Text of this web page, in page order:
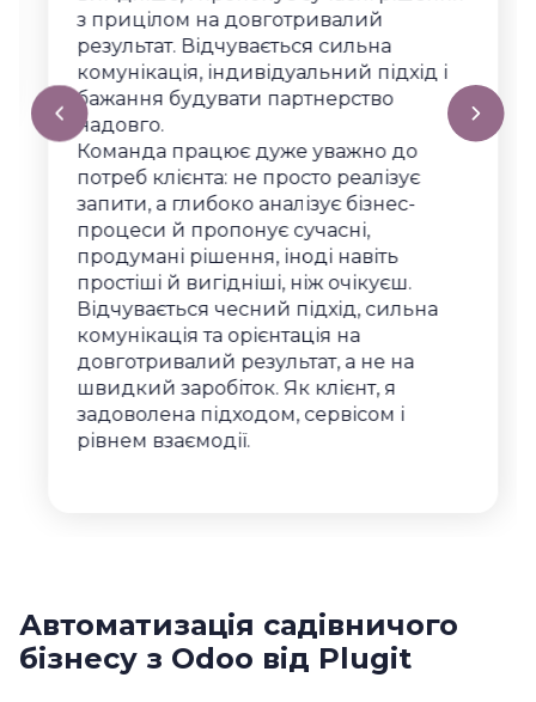
з прицілом на довготривалий
результат. Відчувається сильна
комунікація, індивідуальний підхід і
бажання будувати партнерство
надовго.
Команда працює дуже уважно до
потреб клієнта: не просто реалізує
запити, а глибоко аналізує бізнес-
процеси й пропонує сучасні,
продумані рішення, іноді навіть
простіші й вигідніші, ніж очікуєш.
Відчувається чесний підхід, сильна
комунікація та орієнтація на
довготривалий результат, а не на
швидкий заробіток. Як клієнт, я
задоволена підходом, сервісом і
рівнем взаємодії.
Автоматизація садівничого
бізнесу з Odoo від Plugit